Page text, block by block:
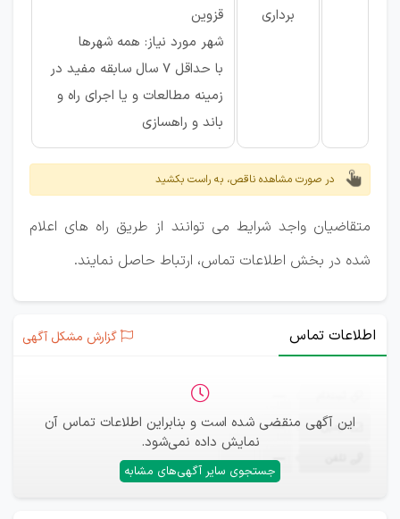
برداری
قزوین
شهر مورد نیاز: همه شهرها
با حداقل 7 سال سابقه مفید در
زمینه مطالعات و یا اجرای راه و
باند و راهسازی
در صورت مشاهده ناقص، به راست بکشید
متقاضیان واجد شرایط می توانند از طریق راه های اعلام
شده در بخش اطلاعات تماس، ارتباط حاصل نمایند.
اطلاعات تماس گزارش مشکل آگهی
این آگهی منقضی شده است و بنابراین اطلاعات تماس آن
نمایش داده نمی‌شود.
جستجوی سایر آگهی‌های مشابه
ایمیل —
—